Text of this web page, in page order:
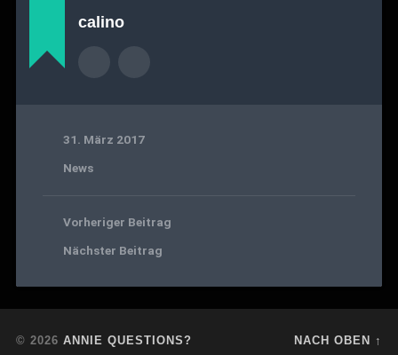
calino
31. März 2017
News
Vorheriger Beitrag
Nächster Beitrag
© 2026 ANNIE QUESTIONS? NACH OBEN ↑